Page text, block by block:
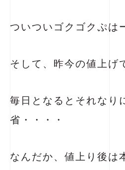
ついついゴクゴクぷ
そして、昨今の値上げ
毎日となるとそれなり
省・・・・
なんだか、値上り後